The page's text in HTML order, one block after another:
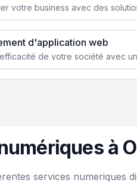
d'application web
à
services numeriques